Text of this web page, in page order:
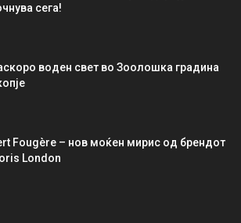
сега!
воден свет во Зоолошка градина
Fougère – нов моќен мирис од брендот
London